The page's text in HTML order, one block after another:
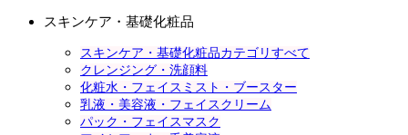
スキンケア・基礎化粧品
スキンケア・基礎化粧品カテゴリすべて
クレンジング・洗顔料
化粧水・フェイスミスト・ブースター
乳液・美容液・フェイスクリーム
パック・フェイスマスク